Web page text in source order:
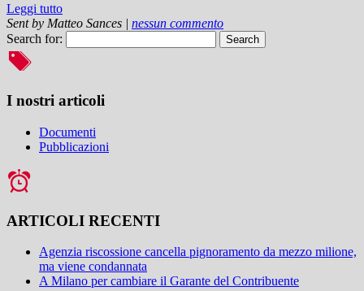
Leggi tutto
Sent by Matteo Sances | nessun commento
Search for:
I nostri articoli
Documenti
Pubblicazioni
ARTICOLI RECENTI
Agenzia riscossione cancella pignoramento da mezzo milione,
ma viene condannata
A Milano per cambiare il Garante del Contribuente